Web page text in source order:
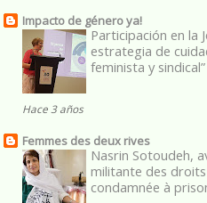
Impacto de género ya!
Participación en la
estrategia de
feminista y sindical”
Hace 3 años
Femmes des deux rives
Nasrin Sotoudeh,
militante des
condamnée à